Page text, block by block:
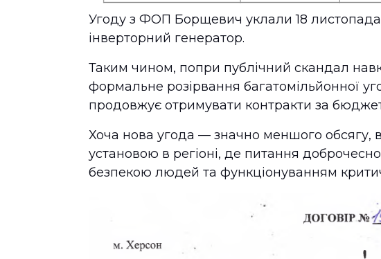
Угоду з ФОП Борщевич уклали 18
інверторний генератор.
Таким чином, попри публічний скандал
формальне розірвання багатомільйонної
продовжує отримувати контракти за
Хоча нова угода — значно меншого
установою в регіоні, де питання
безпекою людей та функціонуванням